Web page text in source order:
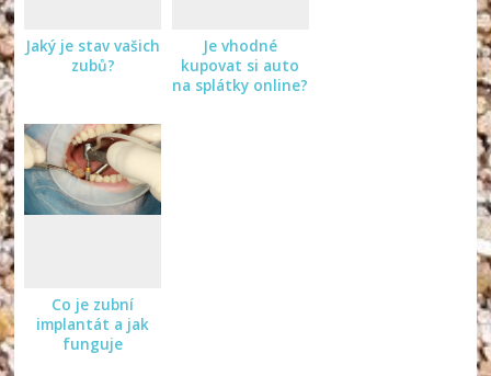
Jaký je stav vašich
zubů?
Je vhodné
kupovat si auto
na splátky online?
Co je zubní
implantát a jak
funguje